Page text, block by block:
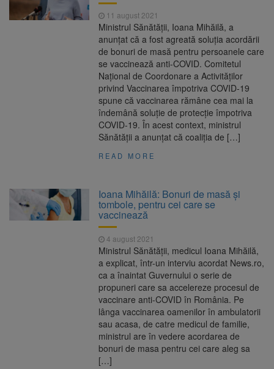
11 august 2021
Ministrul Sănătăţii, Ioana Mihăilă, a
anunţat că a fost agreată soluţia acordării
de bonuri de masă pentru persoanele care
se vaccinează anti-COVID. Comitetul
Naţional de Coordonare a Activităţilor
privind Vaccinarea împotriva COVID-19
spune că vaccinarea rămâne cea mai la
îndemână soluţie de protecţie împotriva
COVID-19. În acest context, ministrul
Sănătăţii a anunţat că coaliţia de […]
READ MORE
Ioana Mihăilă: Bonuri de masă şi
tombole, pentru cei care se
vaccinează
4 august 2021
Ministrul Sănătăţii, medicul Ioana Mihăilă,
a explicat, într-un interviu acordat News.ro,
ca a înaintat Guvernului o serie de
propuneri care sa accelereze procesul de
vaccinare anti-COVID în România. Pe
lânga vaccinarea oamenilor în ambulatorii
sau acasa, de catre medicul de familie,
ministrul are în vedere acordarea de
bonuri de masa pentru cei care aleg sa
[…]